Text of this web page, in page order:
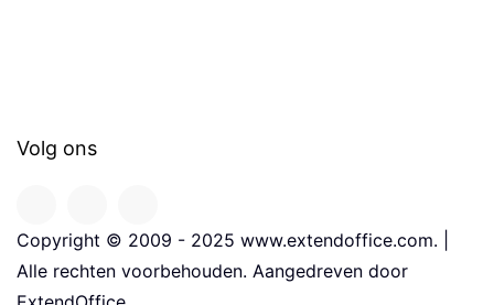
Volg ons
Copyright © 2009 - 2025 www.extendoffice.com. |
Alle rechten voorbehouden. Aangedreven door